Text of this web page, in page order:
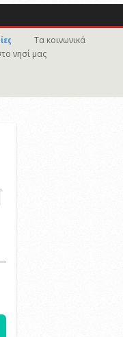
μουσική βραδιά στο
της Σύρου
του Προέδρου του
Τα κοινωνικά
νησί μας